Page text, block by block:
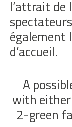
l’attrait de
également
d’accueil.
A
with
2-green